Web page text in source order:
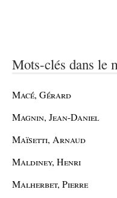
Mots-clés dans le
Macé, Gérard
Magnin, Jean-Daniel
Maïsetti, Arnaud
Maldiney, Henri
Malherbet, Pierre